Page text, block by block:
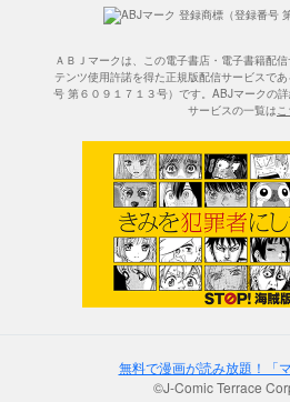
ＡＢＪマークは、この電子書店・電子書籍配
テンツ使用許諾を得た正規版配信サービスで
号 第６０９１７１３号）です。ABJマークの
サービスの一覧は
無料で漫画が読み放題！「
©J-Comic Terrace